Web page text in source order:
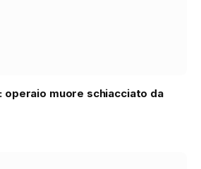
operaio muore schiacciato da